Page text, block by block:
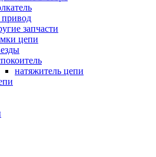
запчасти
цепи
натяжитель цепи